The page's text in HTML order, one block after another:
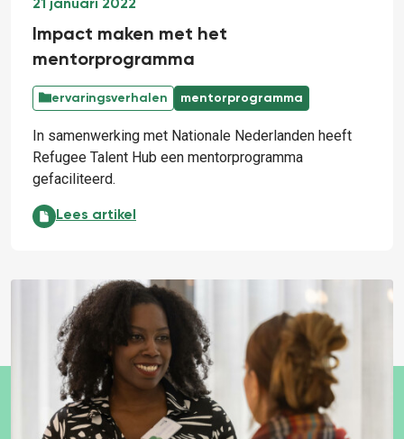
21 januari 2022
Impact maken met het
mentorprogramma
ervaringsverhalen mentorprogramma
In samenwerking met Nationale Nederlanden heeft
Refugee Talent Hub een mentorprogramma
gefaciliteerd.
Impact maken met het mentorprogramma:
Lees artikel